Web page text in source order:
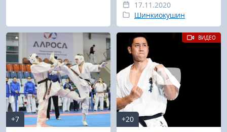
17.11.2020
Шинкиокушин
+7
+20
ВИДЕО